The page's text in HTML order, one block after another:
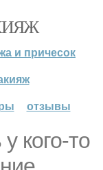
и причесок
отзывы
кого-то